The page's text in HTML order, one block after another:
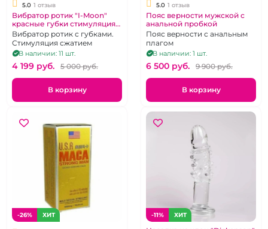
5.0 1 отзыв
Вибратор ротик "I-Moon"
красные губки стимуляция
сжатием
Вибратор ротик с губками.
Стимуляция сжатием
В наличии: 11 шт.
4 199 pуб. 5 000 pуб.
В корзину
5.0 1 отзыв
Пояс верности мужской с
анальной пробкой
Пояс верности с анальным
плагом
В наличии: 1 шт.
6 500 pуб. 9 900 pуб.
В корзину
-26% ХИТ -11% ХИТ